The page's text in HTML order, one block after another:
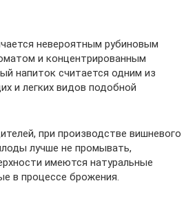
невероятным рубиновым
и концентрированным
напиток считается одним из
и легких видов подобной
при производстве вишневого
лучше не промывать,
имеются натуральные
в процессе брожения.